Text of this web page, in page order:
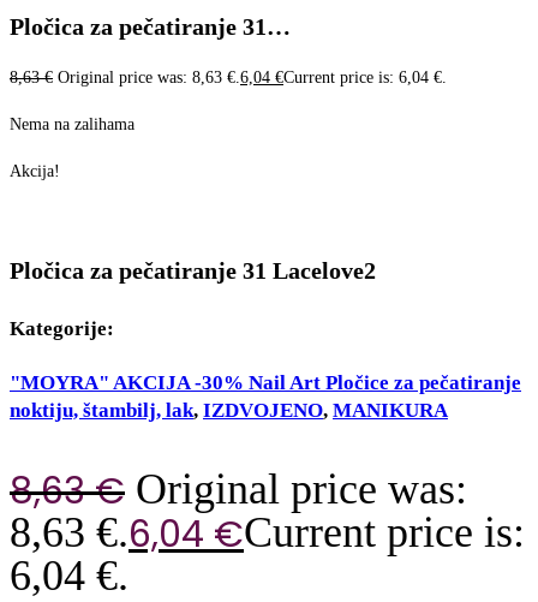
Pločica za pečatiranje 31…
8,63€ Original price was: 8,63 €.6,04 €Current price is: 6,04 €.
Nema na zalihama
Akcija!
Pločica za pečatiranje 31 Lacelove2
Kategorije:
"MOYRA" AKCIJA -30% Nail Art Pločice za pečatiranje
noktiju, štambilj, lak, IZDVOJENO, MANIKURA
8,63€ Original price was:
8,63 €.6,04 €Current price is:
6,04 €.